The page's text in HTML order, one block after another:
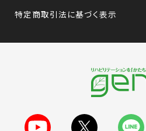
特定商取引法に基づく表示